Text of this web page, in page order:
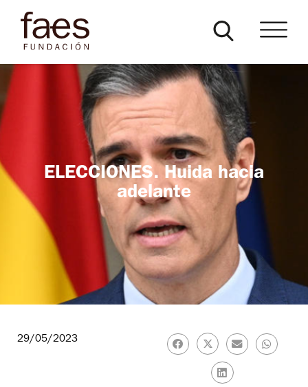
ELECCIONES. Huida hacia
adelante
29/05/2023